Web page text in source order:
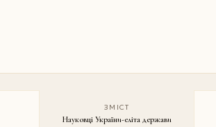
ЗМІСТ
Науковці України-еліта держави